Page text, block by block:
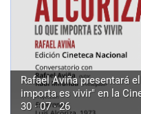
Rafael Aviña presentará
importa es vivir" en la
30 · 07 · 26